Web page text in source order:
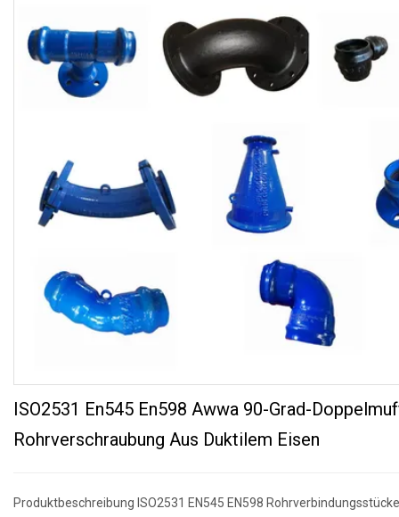
ISO2531 En545 En598 Awwa 90-Grad-
Rohrverschraubung Aus Duktilem Eisen
Produktbeschreibung ISO2531 EN545 EN598